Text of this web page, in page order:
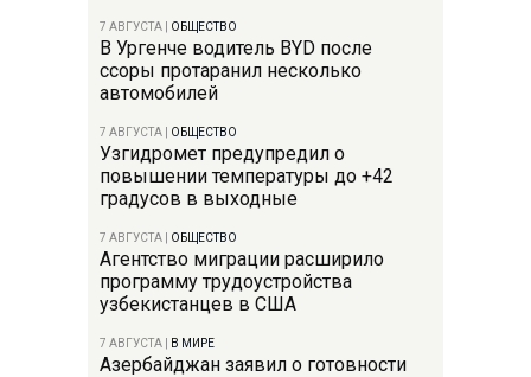
7 АВГУСТА ОБЩЕСТВО
В Ургенче водитель BYD после
ссоры протаранил несколько
автомобилей
7 АВГУСТА ОБЩЕСТВО
Узгидромет предупредил о
повышении температуры до +42
градусов в выходные
7 АВГУСТА ОБЩЕСТВО
Агентство миграции расширило
программу трудоустройства
узбекистанцев в США
7 АВГУСТА В МИРЕ
Азербайджан заявил о готовности